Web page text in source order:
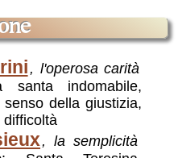
, l'operosa carità
indomabile,
della giustizia,
difficoltà
, la semplicità